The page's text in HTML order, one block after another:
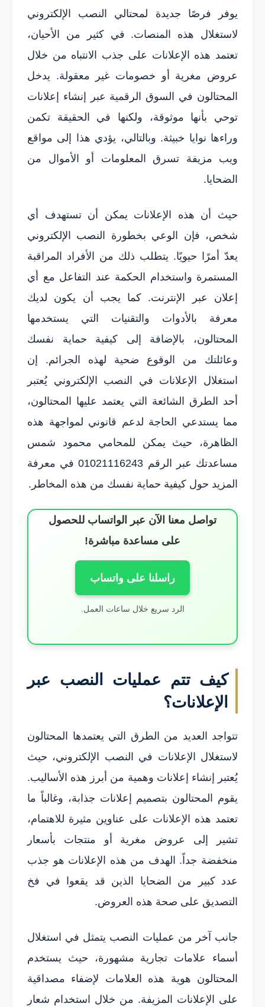
يوفر فرصًا جديدة لمحتالي النصب الإلكتروني
لاستغلال هذه المنصات. في كثير من الأحيان،
تعتمد هذه الإعلانات على جذب الانتباه من خلال
عروض مغرية أو خصومات غير معقولة. يدخل
المحتالون في السوق الرقمية عبر إنشاء إعلانات
توحي بأنها موثوقة، ولكنها في الحقيقة تكمن
وراءها نوايا خبيثة. وبالتالي، يؤدي هذا إلى مواقع
ويب مزيفة تسرق المعلومات أو الأموال من
الضحايا.
حيث أن هذه الإعلانات يمكن أن تستهدف أي
شخص، فإن الوعي بخطورة النصب الإلكتروني
يعدّ أمرًا حيويًا. يتطلب ذلك من الأفراد المراقبة
المستمرة واستخدام الحكمة عند التفاعل مع أي
إعلان عبر الإنترنت. كما يجب أن يكون لديك
معرفة بالأدوات والتقنيات التي يستخدمها
المحتالون، بالإضافة إلى كيفية حماية نفسك
وعائلتك من الوقوع ضحية لهذه الجرائم. إن
استغلال الإعلانات في النصب الإلكتروني يُعتبر
أحد الطرق الشائعة التي يعتمد عليها المحتالون،
مما يستدعي الحاجة لدعم قانوني لمواجهة هذه
الظاهرة، حيث يمكن للمحامي محمود شمس
مساعدتك عبر الرقم 01021116243 في معرفة
المزيد حول كيفية حماية نفسك من هذه المخاطر.
تواصل معنا الآن عبر الواتساب للحصول
على مساعدة مباشرة!
راسلنا على واتساب
الرد سريع خلال ساعات العمل.
كيف تتم عمليات النصب عبر
الإعلانات؟
تتواجد العديد من الطرق التي يعتمدها المحتالون
لاستغلال الإعلانات في النصب الإلكتروني، حيث
يُعتبر إنشاء إعلانات وهمية من أبرز هذه الأساليب.
يقوم المحتالون بتصميم إعلانات جذابة، وغالباً ما
تعتمد هذه الإعلانات على عناوين مثيرة للاهتمام،
تشير إلى عروض مغرية أو منتجات بأسعار
منخفضة جداً. الهدف من هذه الإعلانات هو جذب
عدد كبير من الضحايا الذين قد يقعوا في فخ
التصديق على صحة هذه العروض.
جانب آخر من عمليات النصب يتمثل في استغلال
أسماء علامات تجارية مشهورة، حيث يستخدم
المحتالون هوية هذه العلامات لإضفاء مصداقية
على الإعلانات المزيفة. من خلال استخدام شعار